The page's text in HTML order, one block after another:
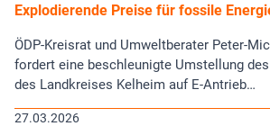
Explodierende Preise für fossile
ÖDP-Kreisrat und Umweltberater Peter-
fordert eine beschleunigte Umstellung
des Landkreises Kelheim auf E-Antrieb…
27.03.2026